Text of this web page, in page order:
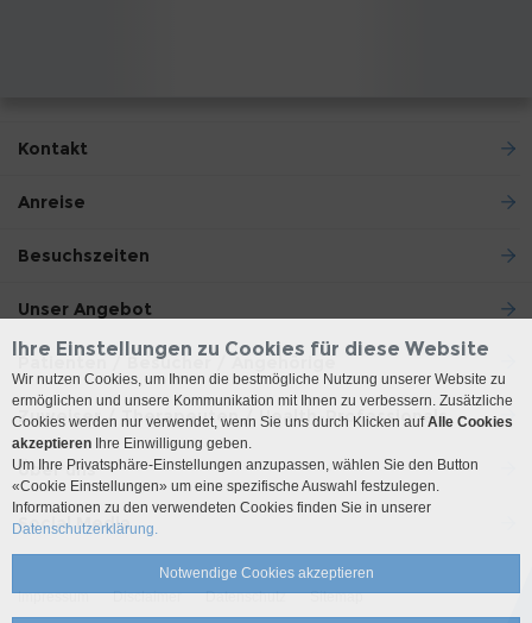
Kontakt
Anreise
Besuchszeiten
Unser Angebot
Patienten / Besucher / Angehörige
Zuweiser / Therapeuten / Health-Professionals
Über uns
Social Media
Impressum Disclaimer Datenschutz Sitemap
Ihre Einstellungen zu Cookies für diese Website
Wir nutzen Cookies, um Ihnen die bestmögliche Nutzung unserer Website zu
ermöglichen und unsere Kommunikation mit Ihnen zu verbessern. Zusätzliche
Cookies werden nur verwendet, wenn Sie uns durch Klicken aufAlle Cookies
akzeptieren Ihre Einwilligung geben.
Um Ihre Privatsphäre-Einstellungen anzupassen, wählen Sie den Button
«Cookie Einstellungen» um eine spezifische Auswahl festzulegen.
Informationen zu den verwendeten Cookies finden Sie in unserer
Datenschutzerklärung.
Notwendige Cookies akzeptieren